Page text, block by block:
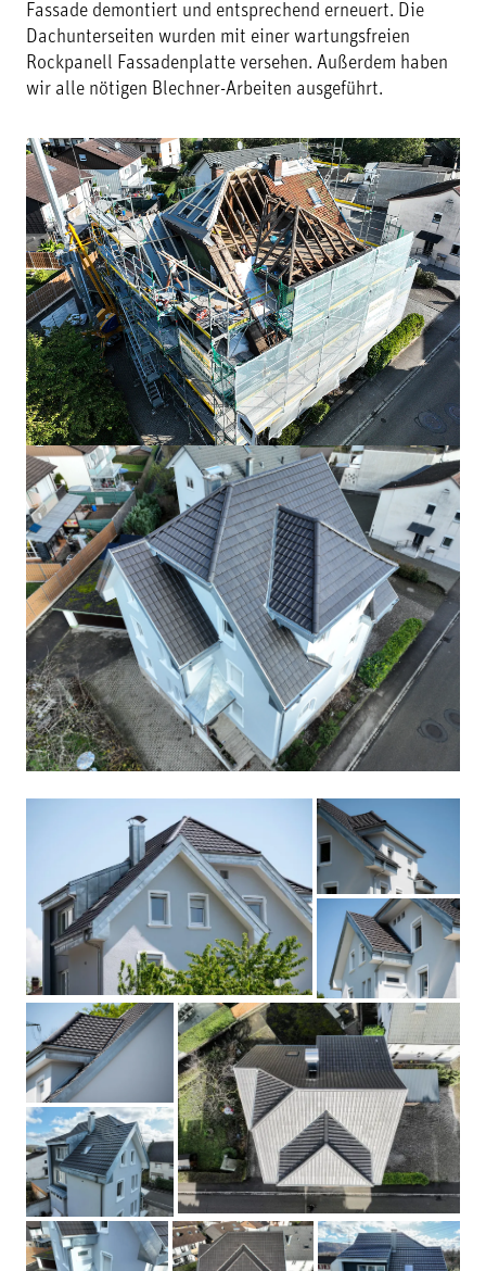
Fassade demontiert und entsprechend erneuert. Die
Dachunterseiten wurden mit einer wartungsfreien
Rockpanell Fassadenplatte versehen. Außerdem haben
wir alle nötigen Blechner-Arbeiten ausgeführt.